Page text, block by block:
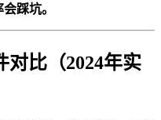
踩坑。
比（2024年实